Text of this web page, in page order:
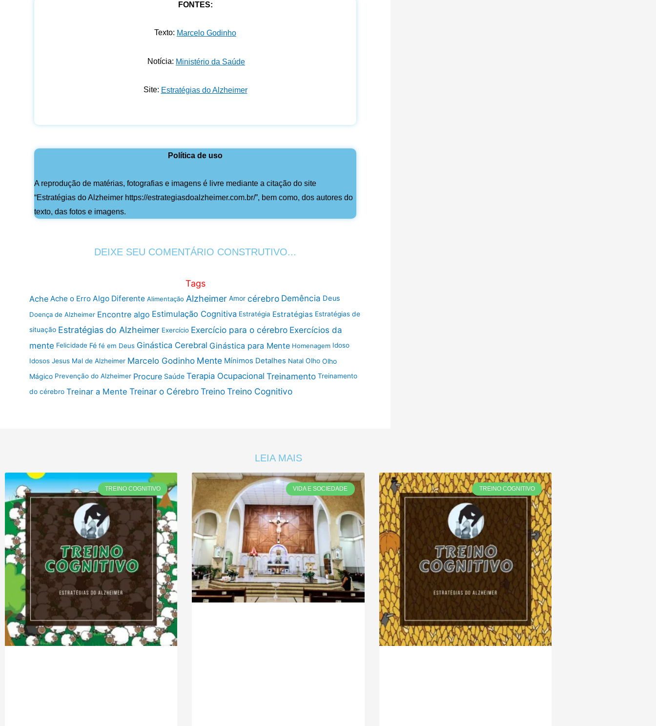
FONTES:
Texto: Marcelo Godinho
Notícia: Ministério da Saúde
Site: Estratégias do Alzheimer
Política de uso
A reprodução de matérias, fotografias e imagens é livre mediante a citação do site
“Estratégias do Alzheimer https://estrategiasdoalzheimer.com.br/”, bem como, dos autores do
texto, das fotos e imagens.
DEIXE SEU COMENTÁRIO CONSTRUTIVO...
Tags
Ache Ache o Erro Algo Diferente Alimentação Alzheimer Amor cérebro Demência Deus
Doença de Alzheimer Encontre algo Estimulação Cognitiva Estratégia Estratégias Estratégias de
situação Estratégias do Alzheimer Exercício Exercício para o cérebro Exercícios da
mente Felicidade Fé fé em Deus Ginástica Cerebral Ginástica para Mente Homenagem Idoso
Idosos Jesus Mal de Alzheimer Marcelo Godinho Mente Mínimos Detalhes Natal Olho Olho
Mágico Prevenção do Alzheimer Procure Saúde Terapia Ocupacional Treinamento Treinamento
do cérebro Treinar a Mente Treinar o CérebroTreinoTreino Cognitivo
LEIA MAIS
TREINO COGNITIVO VIDA E SOCIEDADE TREINO COGNITIVO